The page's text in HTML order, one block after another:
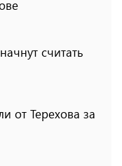
считать
от Терехова за